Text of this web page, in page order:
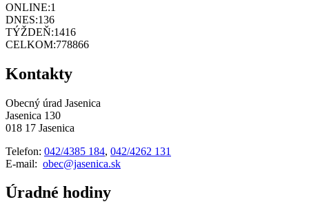
ONLINE:1
DNES:136
TÝŽDEŇ:1416
CELKOM:778866
Kontakty
Obecný úrad Jasenica
Jasenica 130
018 17 Jasenica
Telefon: 042/4385 184, 042/4262 131
E-mail: obec@jasenica.sk
Úradné hodiny